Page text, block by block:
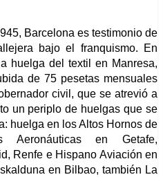
Barcelona es testimonio de
bajo el franquismo.
En
huelga del textil
en Manresa,
de 75 pesetas mensuales
civil, que se atrevió a
un periplo de huelgas que se
huelga en los Altos Hornos de
Aeronáuticas en Getafe,
Renfe e Hispano Aviación en
en Bilbao, también La